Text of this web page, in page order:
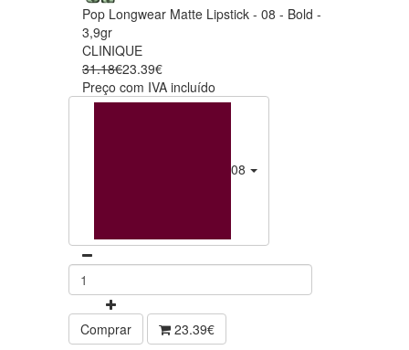
Pop Longwear Matte Lipstick - 08 - Bold -
3,9gr
CLINIQUE
31.18€23.39€
Preço com IVA incluído
08 - Bold
Comprar 23.39€